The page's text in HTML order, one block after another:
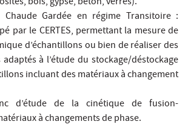
Chaude Gardée en régime Transitoire :
par le CERTES, permettant la mesure de
d’échantillons ou bien de réaliser des
à l’étude du stockage/déstockage
incluant des matériaux à changement
d’étude de la cinétique de fusion-
à changements de phase.